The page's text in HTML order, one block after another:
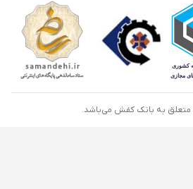
به بانک کفش می‌باشد.